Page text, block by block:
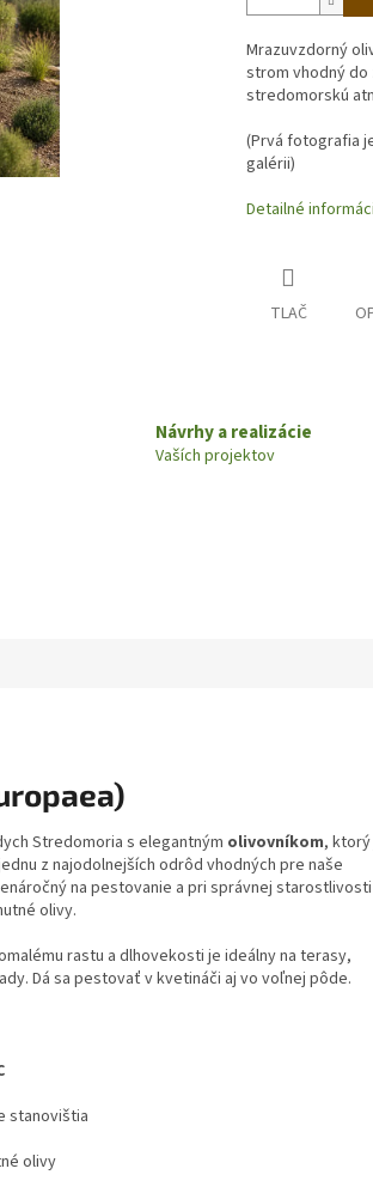
Mrazuvzdorný
strom vhodný do
stredomorskú
(Prvá fotografia
galérii)
Detailné
TLAČ
Návrhy a realizácie
Vaších projektov
Stredomoria s elegantným olivovníkom,
z najodolnejších odrôd vhodných pre naše
na pestovanie a pri správnej starostlivosti
olivy.
rastu a dlhovekosti je ideálny na terasy,
Dá sa pestovať v kvetináči aj vo voľnej pôde.
stanovištia
olivy